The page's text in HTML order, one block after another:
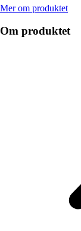
Mer om produktet
Om produktet